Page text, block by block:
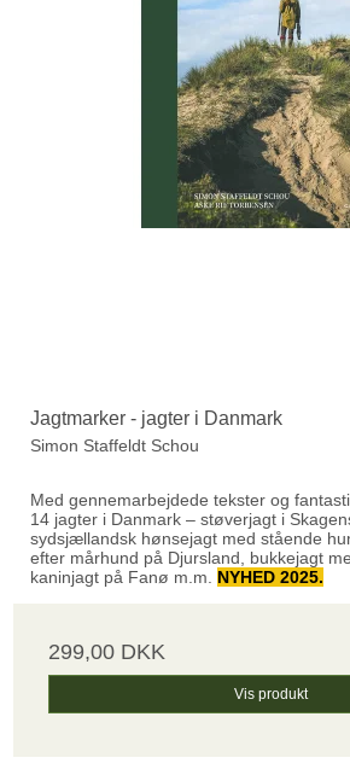
Jagtmarker - jagter i Danmark
Simon Staffeldt Schou
Med gennemarbejdede tekster og
14 jagter i Danmark – støverjagt i
sydsjællandsk hønsejagt med stående
efter mårhund på Djursland, bukkejagt
kaninjagt på Fanø m.m. NYHED 2025.
299,00 DKK
Vis produkt